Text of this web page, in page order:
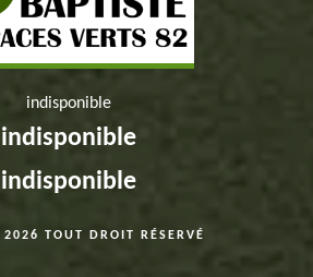
indisponible
indisponible
indisponible
TOUT DROIT RÉSERVÉ